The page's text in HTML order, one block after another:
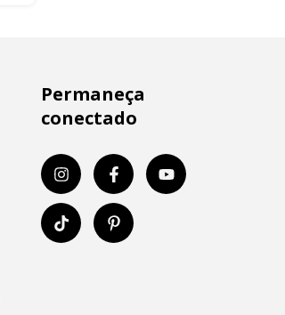
Permaneça
conectado